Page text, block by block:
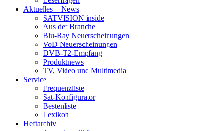
Aktuelles + News
SATVISION inside
Aus der Branche
Blu-Ray Neuerscheinungen
VoD Neuerscheinungen
DVB-T2-Empfang
Produktnews
TV, Video und Multimedia
Service
Frequenzliste
Sat-Konfigurator
Bestenliste
Lexikon
Heftarchiv